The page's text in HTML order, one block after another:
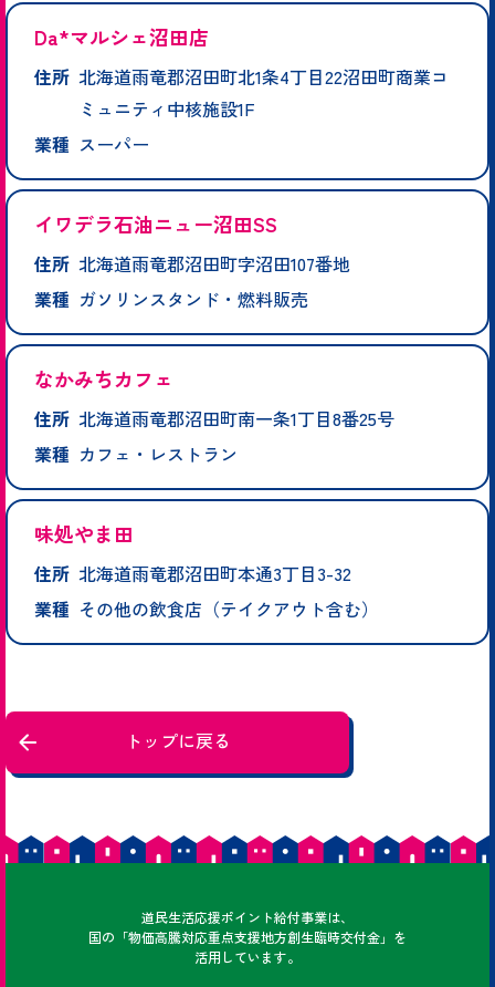
Da*マルシェ沼田店
住所 北海道雨竜郡沼田町北1条4丁目22沼田町商業コ
ミュニティ中核施設1F
業種 スーパー
イワデラ石油ニュー沼田SS
住所 北海道雨竜郡沼田町字沼田107番地
業種 ガソリンスタンド・燃料販売
なかみちカフェ
住所 北海道雨竜郡沼田町南一条1丁目8番25号
業種 カフェ・レストラン
味処やま田
住所 北海道雨竜郡沼田町本通3丁目3-32
業種 その他の飲食店（テイクアウト含む）
トップに戻る
道民どうみん
生活応援ポイント給付事業は、
国の「物価高騰対応重点支援地方創生臨時交付金」を
活用しています。